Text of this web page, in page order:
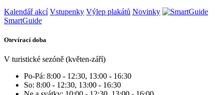
Kalendář akcí Vstupenky Výlep plakátů Novinky
SmartGuide
Otevírací doba
V turistické sezóně (květen-září)
Po-Pá: 8:00 - 12:30, 13:00 - 16:30
So: 8:00 - 12:30, 13:00 - 16:30